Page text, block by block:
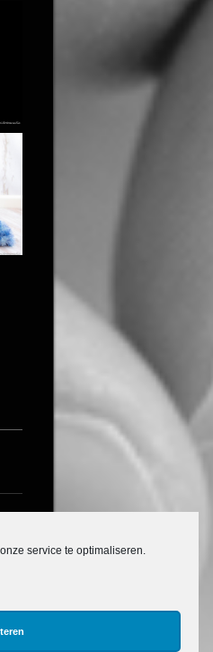
service te optimaliseren.